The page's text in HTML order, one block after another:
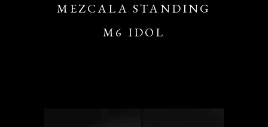
MEZCALA STANDING
M6 IDOL